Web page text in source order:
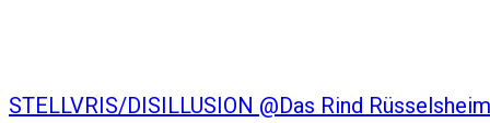
STELLVRIS/DISILLUSION @Das Rind